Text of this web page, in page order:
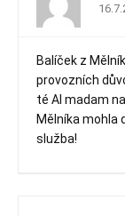
Balíček z
provozních
té AI madam
Mělníka mohla
služba!